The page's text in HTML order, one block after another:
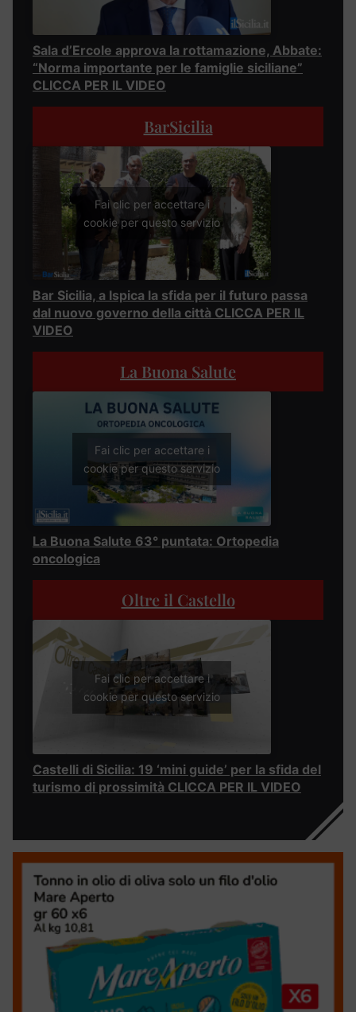
Sala d’Ercole approva la rottamazione, Abbate:
“Norma importante per le famiglie siciliane”
CLICCA PER IL VIDEO
BarSicilia
Fai clic per accettare i
cookie per questo servizio
Bar Sicilia, a Ispica la sfida per il futuro passa
dal nuovo governo della città CLICCA PER IL
VIDEO
La Buona Salute
Fai clic per accettare i
cookie per questo servizio
La Buona Salute 63° puntata: Ortopedia
oncologica
Oltre il Castello
Fai clic per accettare i
cookie per questo servizio
Castelli di Sicilia: 19 ‘mini guide’ per la sfida del
turismo di prossimità CLICCA PER IL VIDEO